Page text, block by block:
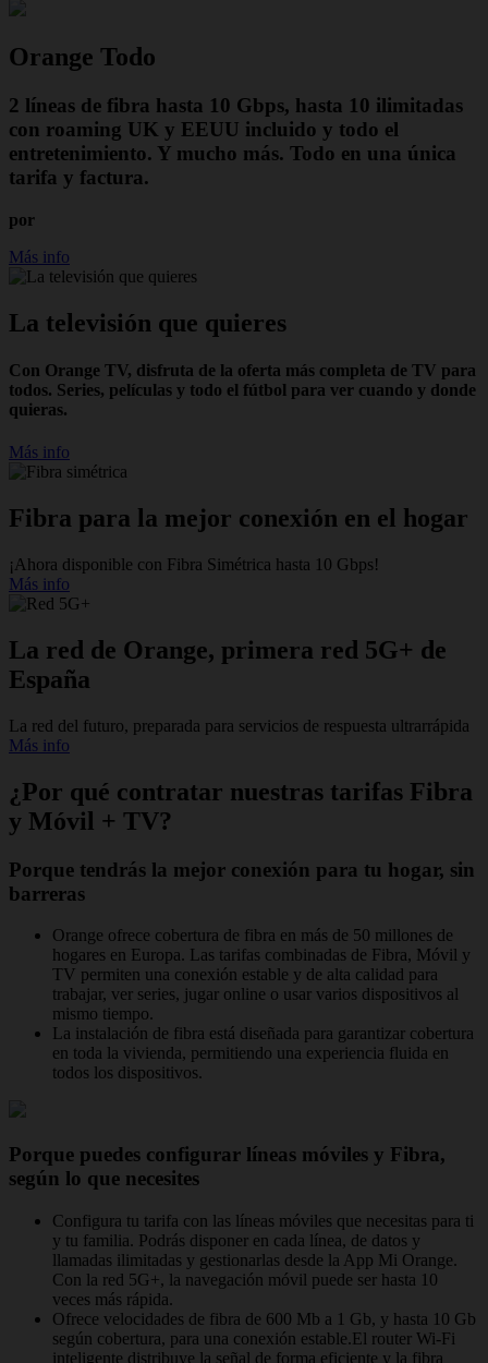
Orange Todo
2 líneas de fibra hasta 10 Gbps, hasta 10 ilimitadas
con roaming UK y EEUU incluido y todo el
entretenimiento. Y mucho más. Todo en una única
tarifa y factura.
por
Más info
La televisión que quieres
Con Orange TV, disfruta de la oferta más completa de TV para
todos. Series, películas y todo el fútbol para ver cuando y donde
quieras.
Más info
Fibra para la mejor conexión en el hogar
¡Ahora disponible con Fibra Simétrica hasta 10 Gbps!
Más info
La red de Orange, primera red 5G+ de
España
La red del futuro, preparada para servicios de respuesta ultrarrápida
Más info
¿Por qué contratar nuestras tarifas Fibra
y Móvil + TV?
Porque tendrás la mejor conexión para tu hogar, sin
barreras
Orange ofrece cobertura de fibra en más de 50 millones de
hogares en Europa. Las tarifas combinadas de Fibra, Móvil y
TV permiten una conexión estable y de alta calidad para
trabajar, ver series, jugar online o usar varios dispositivos al
mismo tiempo.
La instalación de fibra está diseñada para garantizar cobertura
en toda la vivienda, permitiendo una experiencia fluida en
todos los dispositivos.
Porque puedes configurar líneas móviles y Fibra,
según lo que necesites
Configura tu tarifa con las líneas móviles que necesitas para ti
y tu familia. Podrás disponer en cada línea, de datos y
llamadas ilimitadas y gestionarlas desde la App Mi Orange.
Con la red 5G+, la navegación móvil puede ser hasta 10
veces más rápida.
Ofrece velocidades de fibra de 600 Mb a 1 Gb, y hasta 10 Gb
según cobertura, para una conexión estable.El router Wi-Fi
inteligente distribuye la señal de forma eficiente y la fibra